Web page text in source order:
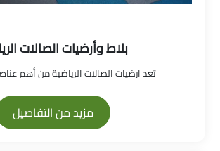
بلاط وأرضيات الصالات
تعد ارضيات الصالات الرياضية من أهم
مزيد من التفاصيل